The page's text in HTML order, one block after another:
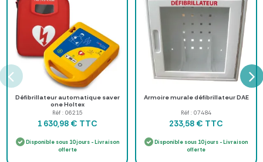
Défibrillateur automatique saver
one Holtex
Réf : 06215
1 630,98 € TTC
Disponible sous 10 jours - Livraison
offerte
Armoire murale défibrillateur DAE
Réf : 07484
233,58 € TTC
Disponible sous 10 jours - Livraison
offerte